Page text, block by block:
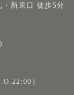
新東口 徒歩5分
）